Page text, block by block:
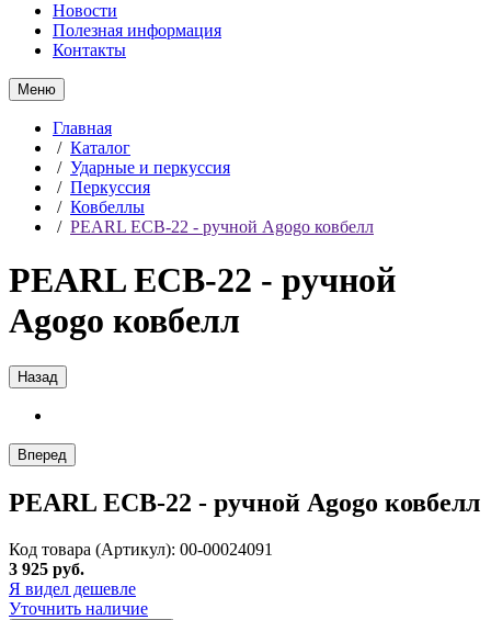
Новости
Полезная информация
Контакты
Меню
Главная
/ Каталог
/ Ударные и перкуссия
/ Перкуссия
/ Ковбеллы
/ PEARL ECB-22 - ручной Agogo ковбелл
PEARL ECB-22 - ручной
Agogo ковбелл
Назад
Вперед
PEARL ECB-22 - ручной Agogo ковбелл
Код товара (Артикул): 00-00024091
3 925 руб.
Я видел дешевле
Уточнить наличие